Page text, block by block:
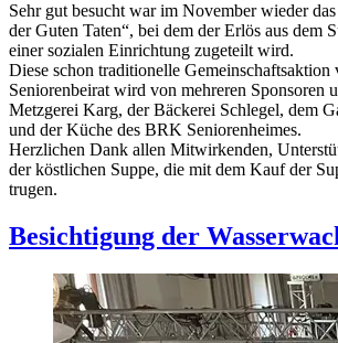
Sehr gut besucht war im November wieder
der Guten Taten“, bei dem der Erlös aus dem
einer sozialen Einrichtung zugeteilt wird.
Diese schon traditionelle Gemeinschaftsaktion
Seniorenbeirat wird von mehreren Sponsoren
Metzgerei Karg, der Bäckerei Schlegel, dem
und der Küche des BRK Seniorenheimes.
Herzlichen Dank allen Mitwirkenden,
der köstlichen Suppe, die mit dem Kauf der
trugen.
Besichtigung der